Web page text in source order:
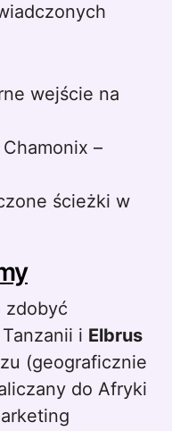
wejście na
–
ścieżki w
zdobyć
i Elbrus
(geograficznie
do Afryki